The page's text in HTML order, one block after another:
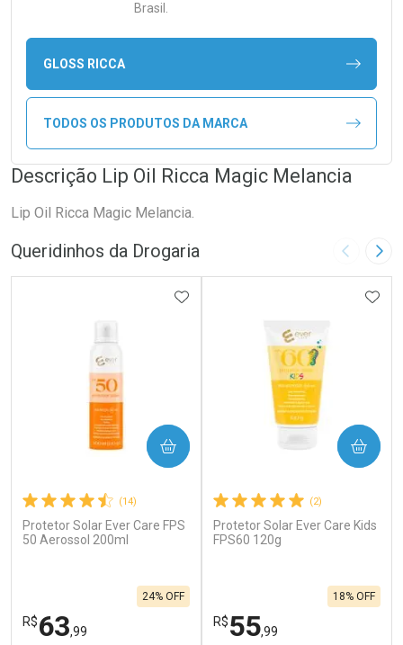
Brasil.
GLOSS RICCA
TODOS OS PRODUTOS DA MARCA
Descrição Lip Oil Ricca Magic Melancia
Lip Oil Ricca Magic Melancia.
Queridinhos da Drogaria Imagem
(14)
Protetor Solar Ever Care FPS
50 Aerossol 200ml
R$63,99
24% OFF
ADICIONAR AOS FAVORITOS
COMPRAR
(2)
Protetor Solar Ever Care Kids
FPS60 120g
R$55,99
18% OFF
COMPRAR